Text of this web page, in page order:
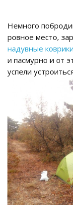
Немного
ровное место,
надувные коврики
и пасмурно и от
успели